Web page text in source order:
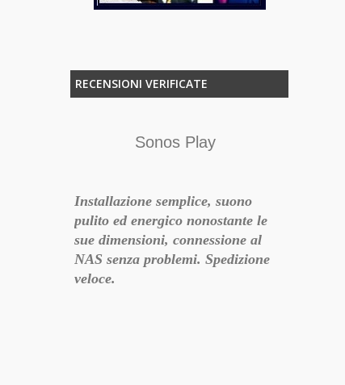
RECENSIONI VERIFICATE
Sonos Play
Installazione semplice, suono
pulito ed energico nonostante le
sue dimensioni, connessione al
NAS senza problemi. Spedizione
veloce.